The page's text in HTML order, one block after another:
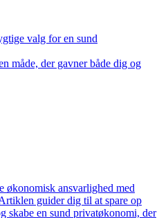
valg for en sund
måde, der gavner både dig og
ansvarlighed med
guider dig til at spare op
skabe en sund privatøkonomi, der